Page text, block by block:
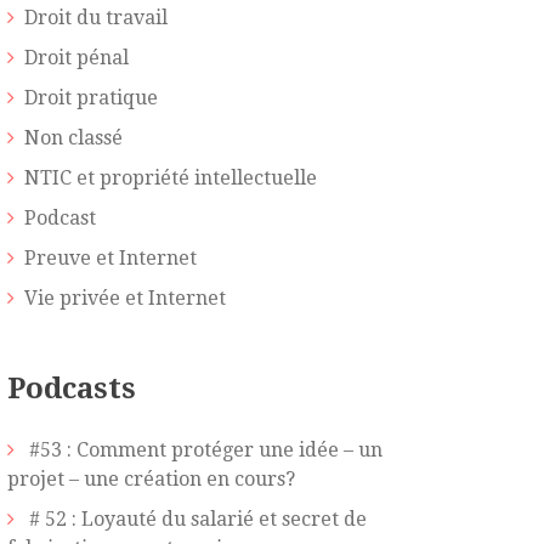
Droit du travail
Droit pénal
Droit pratique
Non classé
NTIC et propriété intellectuelle
Podcast
Preuve et Internet
Vie privée et Internet
Podcasts
#53 : Comment protéger une idée – un
projet – une création en cours?
# 52 : Loyauté du salarié et secret de